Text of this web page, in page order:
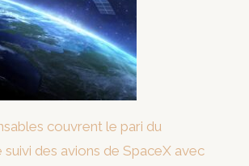
couvrent le pari du
des avions de SpaceX avec